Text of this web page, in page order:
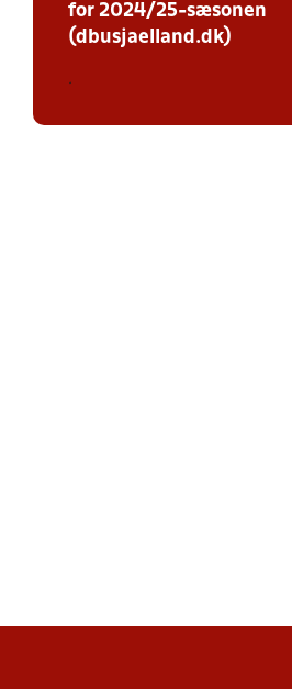
for 2024/25-sæsonen
(dbusjaelland.dk)
.